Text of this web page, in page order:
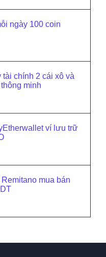
ngày 100 coin
chính 2 cái xô và
minh
ví lưu trữ
mua bán